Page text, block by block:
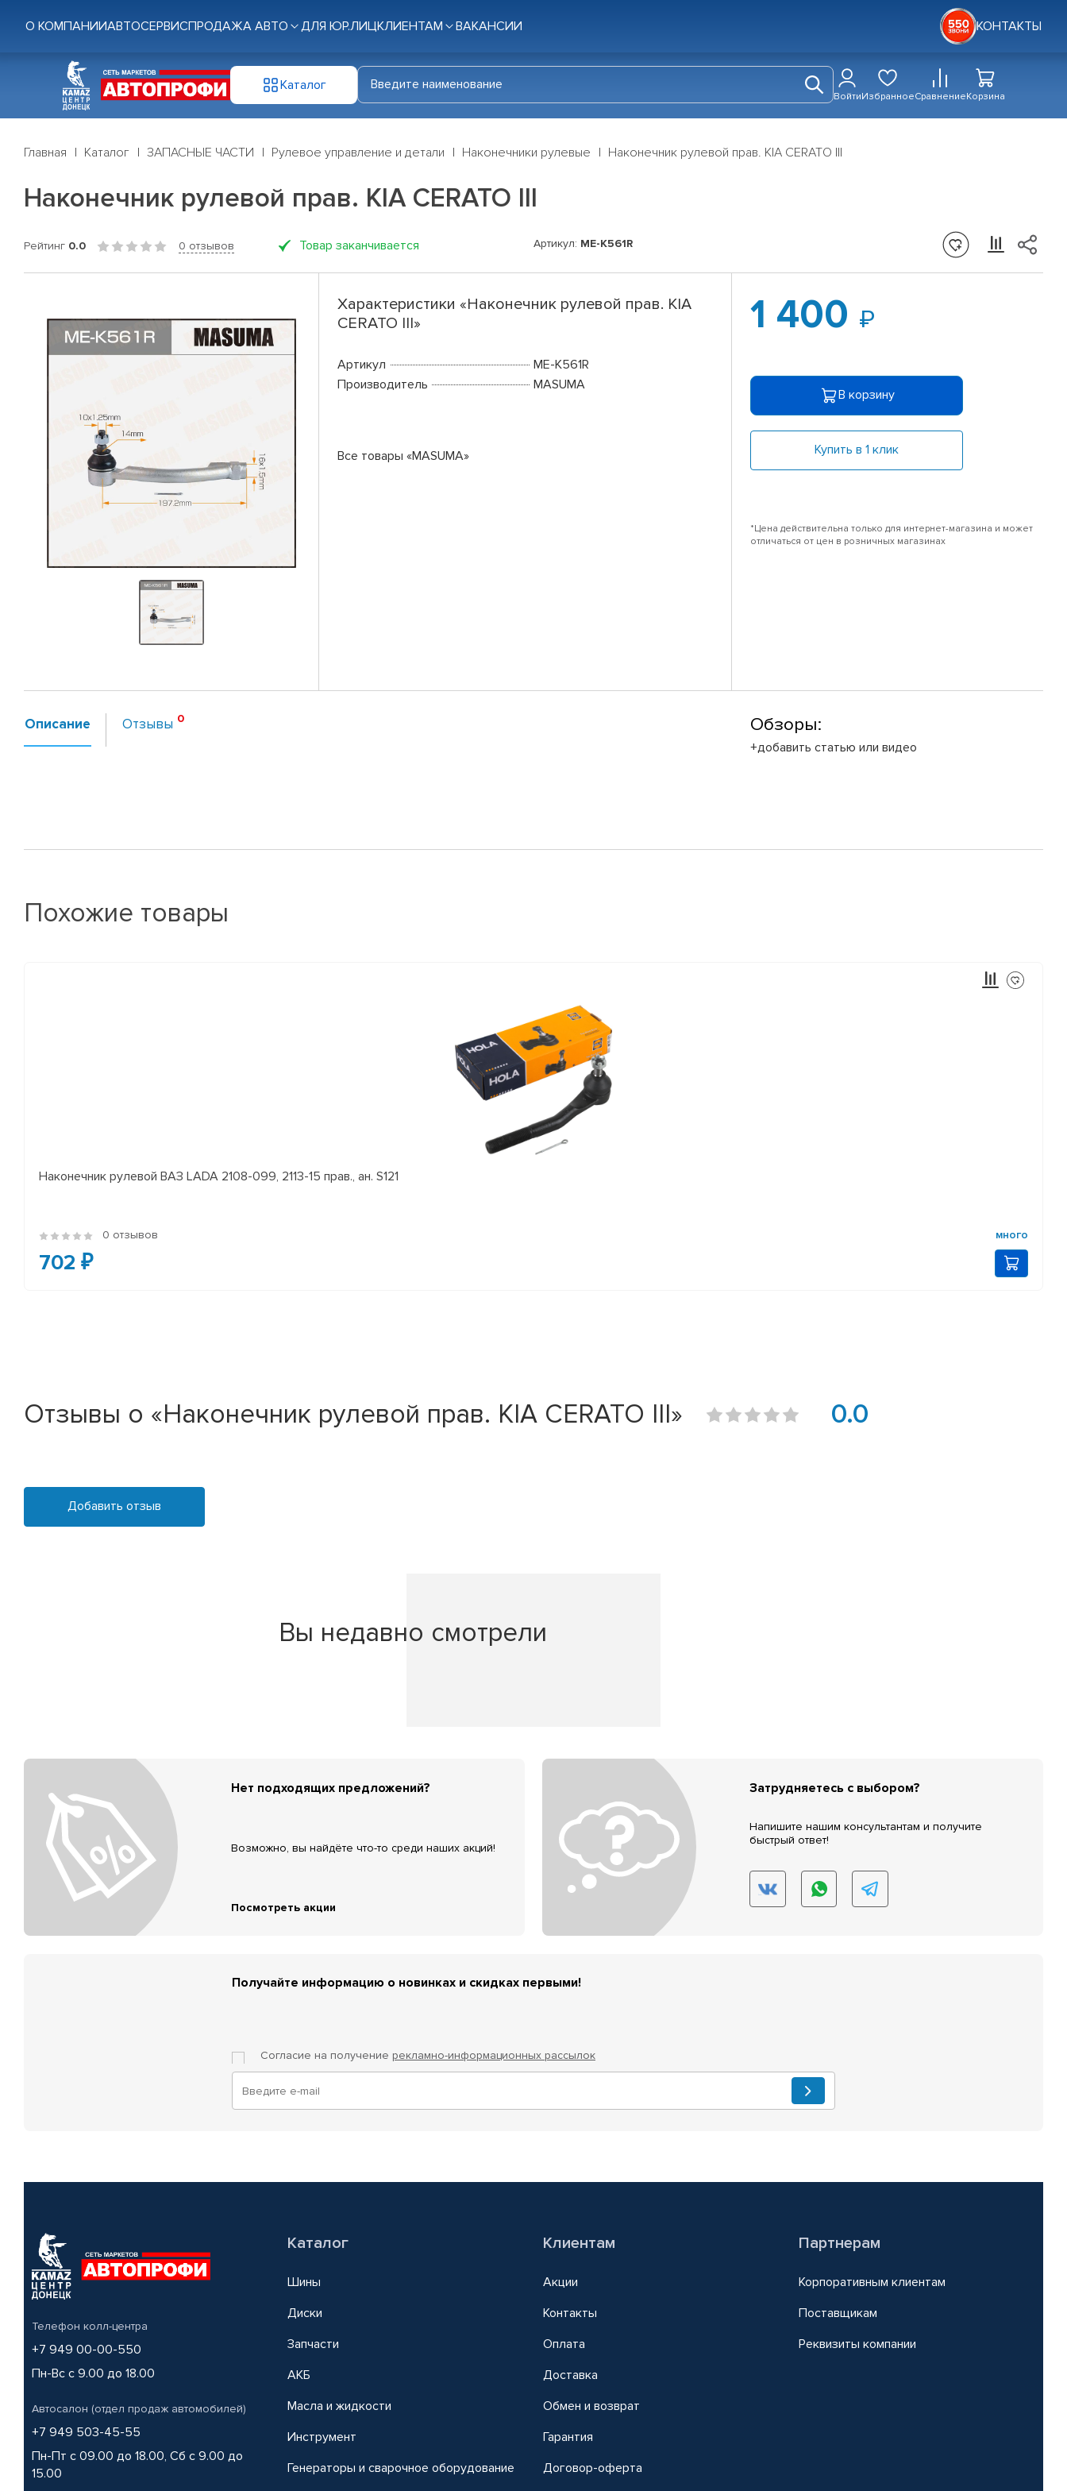
О КОМПАНИИАВТОСЕРВИСПРОДАЖА АВТО ДЛЯ ЮР.ЛИЦКЛИЕНТАМ ВАКАНСИИ КОНТАКТЫ
Каталог
ВойтиИзбранноеСравнениеКорзина
Главная Каталог ЗАПАСНЫЕ ЧАСТИ Рулевое управление и детали Наконечники рулевые Наконечник рулевой прав. KIA CERATO III
Наконечник рулевой прав. KIA CERATO III
Рейтинг 0.0 0 отзывов Товар заканчивается Артикул: ME-K561R
Характеристики «Наконечник рулевой прав. KIA
CERATO III»
Артикул
ME-K561R
Производитель
MASUMA
Все товары «MASUMA»
1 400
В корзину
Купить в 1 клик
*Цена действительна только для интернет-магазина и может
отличаться от цен в розничных магазинах
Описание Отзывы Обзоры:
+добавить статью или видео
Похожие товары
Наконечник рулевой ВАЗ LADA 2108-099, 2113-15 прав., ан. S121
0 отзывов много
702 ₽
Отзывы о «Наконечник рулевой прав. KIA CERATO III» 0.0
Добавить отзыв
Вы недавно смотрели
Нет подходящих предложений?
Возможно, вы найдёте что-то среди наших акций!
Посмотреть акции
Затрудняетесь с выбором?
Напишите нашим консультантам и получите
быстрый ответ!
Получайте информацию о новинках и скидках первыми!
Согласие на получение рекламно-информационных рассылок
Телефон колл-центра
+7 949 00-00-550
Пн-Вс с 9.00 до 18.00
Автосалон (отдел продаж автомобилей)
+7 949 503-45-55
Пн-Пт с 09.00 до 18.00, Сб с 9.00 до
15.00
Каталог
Шины
Диски
Запчасти
АКБ
Масла и жидкости
Инструмент
Генераторы и сварочное оборудование
Клиентам
Акции
Контакты
Оплата
Доставка
Обмен и возврат
Гарантия
Договор-оферта
Партнерам
Корпоративным клиентам
Поставщикам
Реквизиты компании